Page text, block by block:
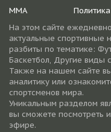
ММА
На этом сайте
актуальные спортивные
разбиты по тематике:
Баскетбол, Другие виды
Также на нашем сайте
аналитику или
спортсменов мира.
Уникальным разделом
вы сможете посмотреть
эфире.